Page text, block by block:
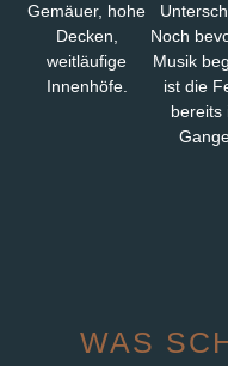
Gemäuer, hohe
Decken,
weitläufige
Innenhöfe.
Noch
Musik
ist die
bereits
WAS